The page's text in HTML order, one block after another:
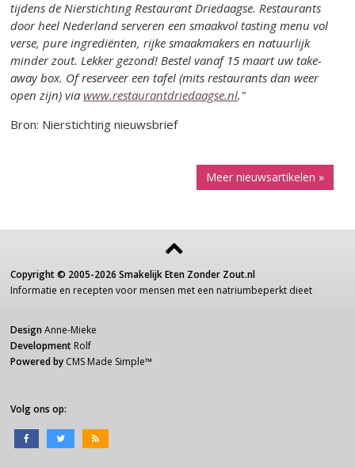
tijdens de Nierstichting Restaurant Driedaagse. Restaurants
door heel Nederland serveren een smaakvol tasting menu vol
verse, pure ingrediënten, rijke smaakmakers en natuurlijk
minder zout. Lekker gezond! Bestel vanaf 15 maart uw take-
away box. Of reserveer een tafel (mits restaurants dan weer
open zijn) viawww.restaurantdriedaagse.nl."
Bron: Nierstichting nieuwsbrief
Meer nieuwsartikelen »
Copyright © 2005-2026 Smakelijk Eten Zonder Zout.nl
Informatie en recepten voor mensen met een natriumbeperkt dieet
Design Anne-Mieke
Development Rolf
Powered by CMS Made Simple™
Volg ons op: